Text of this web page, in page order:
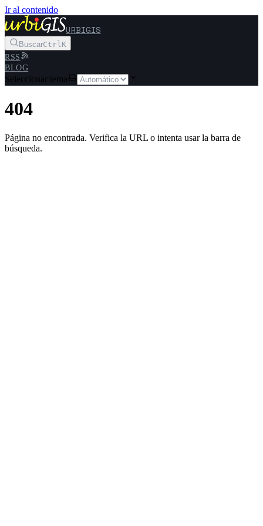
Ir al contenido
URBIGIS
BuscarCtrlK
RSS
BLOG
Seleccionar tema
404
Página no encontrada. Verifica la URL o intenta usar la barra de
búsqueda.